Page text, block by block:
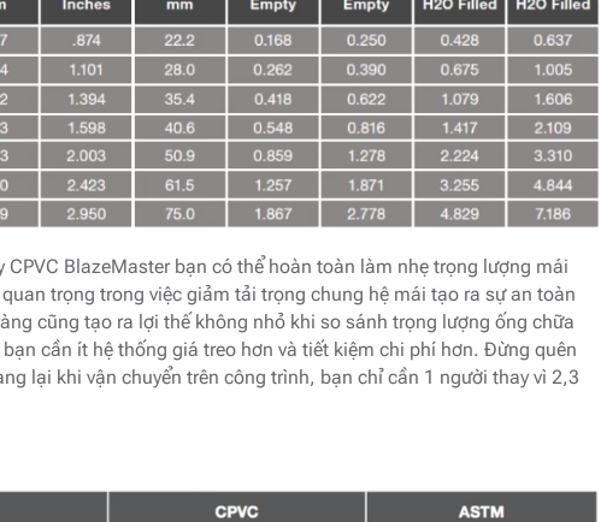
BlazeMaster bạn có thể hoàn toàn làm nhẹ trọng lượng mái
trọng trong việc giảm tải trọng chung hệ mái tạo ra sự an toàn
cũng tạo ra lợi thế không nhỏ khi so sánh trọng lượng ống chữa
cần ít hệ thống giá treo hơn và tiết kiệm chi phí hơn. Đừng quên
lại khi vận chuyển trên công trình, bạn chỉ cần 1 người thay vì 2,3